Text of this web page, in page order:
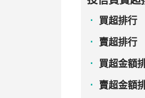
買超排行
賣超排行
買超金額
賣超金額